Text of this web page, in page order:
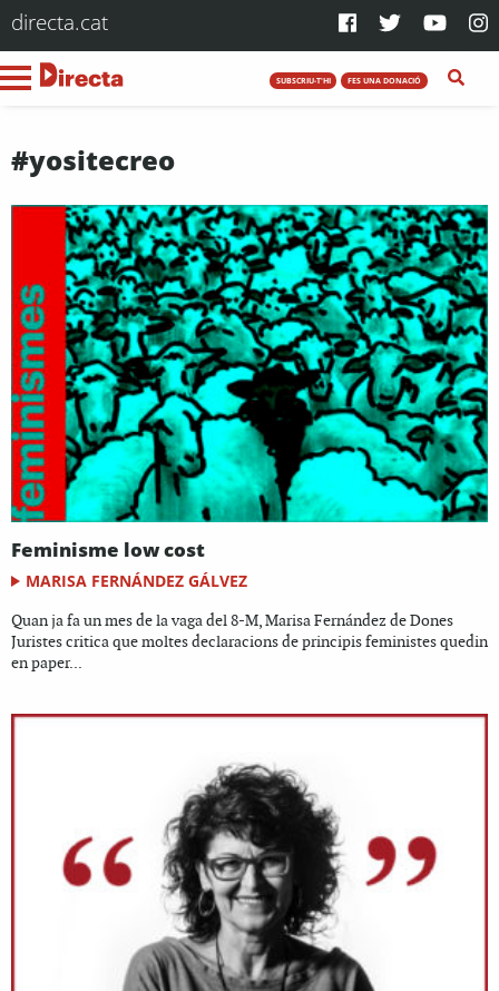
directa.cat
SUBSCRIU-T'HI FES UNA DONACIÓ
#yositecreo
Feminisme low cost
MARISA FERNÁNDEZ GÁLVEZ
Quan ja fa un mes de la vaga del 8-M, Marisa Fernández de Dones
Juristes critica que moltes declaracions de principis feministes quedin
en paper...